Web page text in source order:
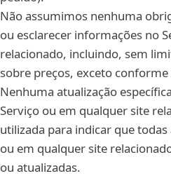
Não assumimos nenhuma
ou esclarecer informações no
relacionado, incluindo, sem
sobre preços, exceto
Nenhuma atualização
Serviço ou em qualquer site
utilizada para indicar que
ou em qualquer site
ou atualizadas.